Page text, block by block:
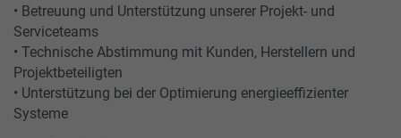
• Betreuung und Unterstützung unserer Projekt- und
Serviceteams
• Technische Abstimmung mit Kunden, Herstellern und
Projektbeteiligten
• Unterstützung bei der Optimierung energieeffizienter
Systeme